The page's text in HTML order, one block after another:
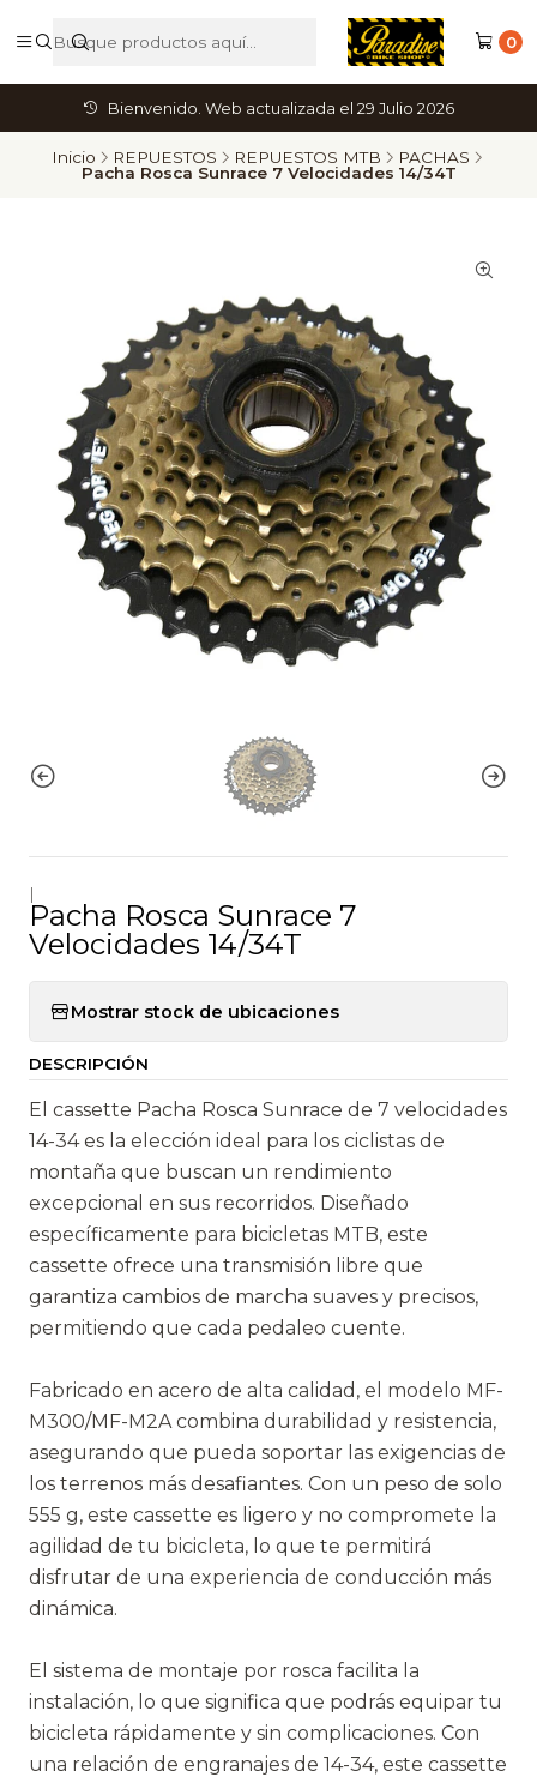
0
Bienvenido. Web actualizada el 29 Julio 2026
Inicio REPUESTOS REPUESTOS MTB
PACHAS
Pacha Rosca Sunrace 7 Velocidades 14/34T
|
Pacha Rosca Sunrace 7
Velocidades 14/34T
Mostrar stock de ubicaciones
DESCRIPCIÓN
El cassette Pacha Rosca Sunrace de 7 velocidades
14-34 es la elección ideal para los ciclistas de
montaña que buscan un rendimiento
excepcional en sus recorridos. Diseñado
específicamente para bicicletas MTB, este
cassette ofrece una transmisión libre que
garantiza cambios de marcha suaves y precisos,
permitiendo que cada pedaleo cuente.
Fabricado en acero de alta calidad, el modelo MF-
M300/MF-M2A combina durabilidad y resistencia,
asegurando que pueda soportar las exigencias de
los terrenos más desafiantes. Con un peso de solo
555 g, este cassette es ligero y no compromete la
agilidad de tu bicicleta, lo que te permitirá
disfrutar de una experiencia de conducción más
dinámica.
El sistema de montaje por rosca facilita la
instalación, lo que significa que podrás equipar tu
bicicleta rápidamente y sin complicaciones. Con
una relación de engranajes de 14-34, este cassette